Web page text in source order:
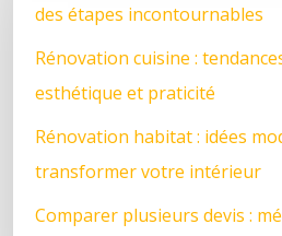
des étapes incontournables
Rénovation cuisine :
esthétique et praticité
Rénovation habitat : idées
transformer votre intérieur
Comparer plusieurs devis :